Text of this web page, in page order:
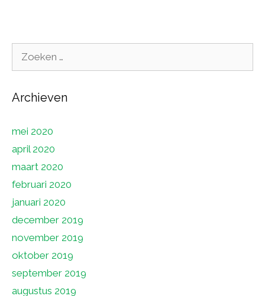
Archieven
mei 2020
april 2020
maart 2020
februari 2020
januari 2020
december 2019
november 2019
oktober 2019
september 2019
augustus 2019